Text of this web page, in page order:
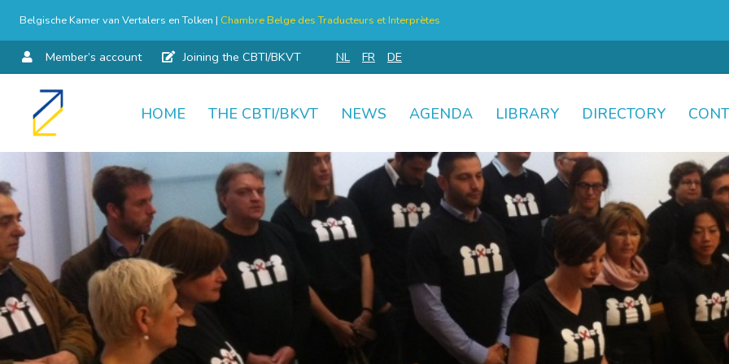
Belgische Kamer van Vertalers en Tolken | Chambre Belge des Traducteurs et Interprètes
Member’s account Joining the CBTI/BKVT NL FR DE
Skip
HOME THE CBTI/BKVT NEWS AGENDA LIBRARY DIRECTORY